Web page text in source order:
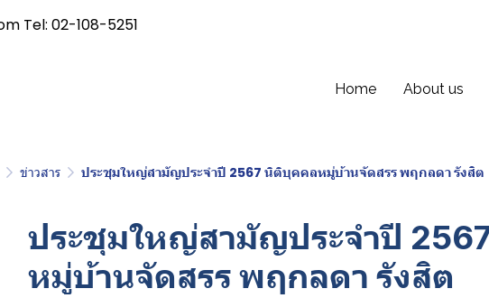
Tel: 02-108-5251
Home About us
ข่าวสาร ประชุมใหญ่สามัญประจำปี 2567 นิติบุคคลหมู่บ้านจัดสรร พฤกลดา รังสิต
ประชุมใหญ่สามัญประจำปี
หมู่บ้านจัดสรร พฤกลดา รังสิต